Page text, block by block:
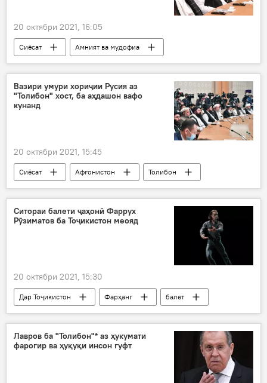
20 октябри 2021, 16:05
Сиёсат
Амният ва мудофиа
Афғонистон
Толибон Дар Русия
Вазири умури хориҷии Русия аз
"Толибон" хост, ба аҳдашон вафо
кунанд
20 октябри 2021, 15:45
Сиёсат Афғонистон
Толибон
Сергей Лавров
Дар Русия
Ситораи балети ҷаҳонӣ Фаррух
Рӯзиматов ба Тоҷикистон меояд
20 октябри 2021, 15:30
Дар Тоҷикистон Фарҳанг балет
Лавров ба "Толибон"* аз ҳукумати
фарогир ва ҳуқуқи инсон гуфт